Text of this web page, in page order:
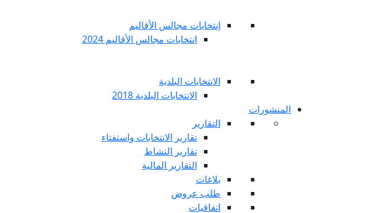
إنتخابات مجالس الأقاليم
انتخابات مجالس الأقاليم 2024
الانتخابات البلدية
الانتخابات البلدية 2018
المنشورات
التقارير
تقارير الانتخابات واستفتاء
تقارير النشاط
التقارير المالية
بلاغات
طلب عروض
اتفاقيات